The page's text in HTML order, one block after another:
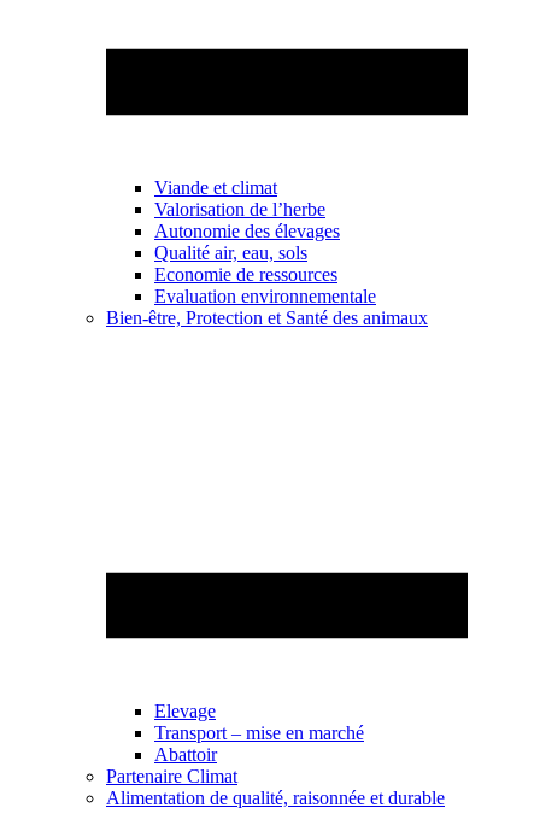
Viande et climat
Valorisation de l’herbe
Autonomie des élevages
Qualité air, eau, sols
Economie de ressources
Evaluation environnementale
Bien-être, Protection et Santé des animaux
Elevage
Transport – mise en marché
Abattoir
Partenaire Climat
Alimentation de qualité, raisonnée et durable